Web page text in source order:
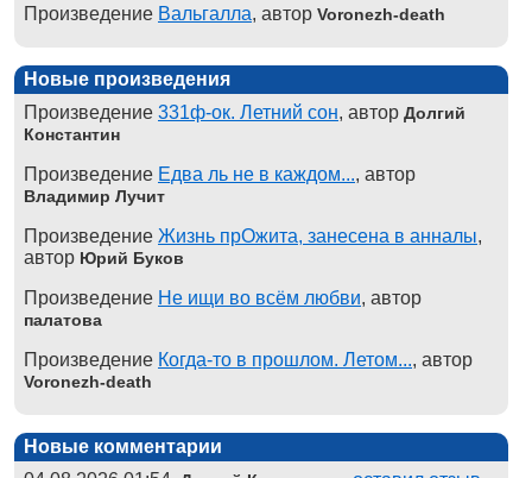
Произведение Вальгалла, автор Voronezh-death
Новые произведения
Произведение 331ф-ок. Летний сон, автор Долгий
Константин
Произведение Едва ль не в каждом..., автор
Владимир Лучит
Произведение Жизнь прОжита, занесена в анналы,
автор Юрий Буков
Произведение Не ищи во всём любви, автор
палатова
Произведение Когда-то в прошлом. Летом..., автор
Voronezh-death
Новые комментарии